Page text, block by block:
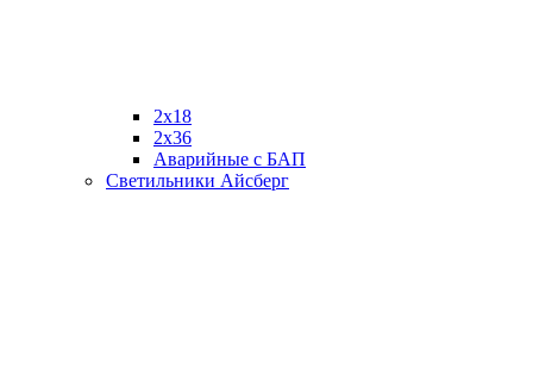
2х18
2x36
Аварийные с БАП
Светильники Айсберг